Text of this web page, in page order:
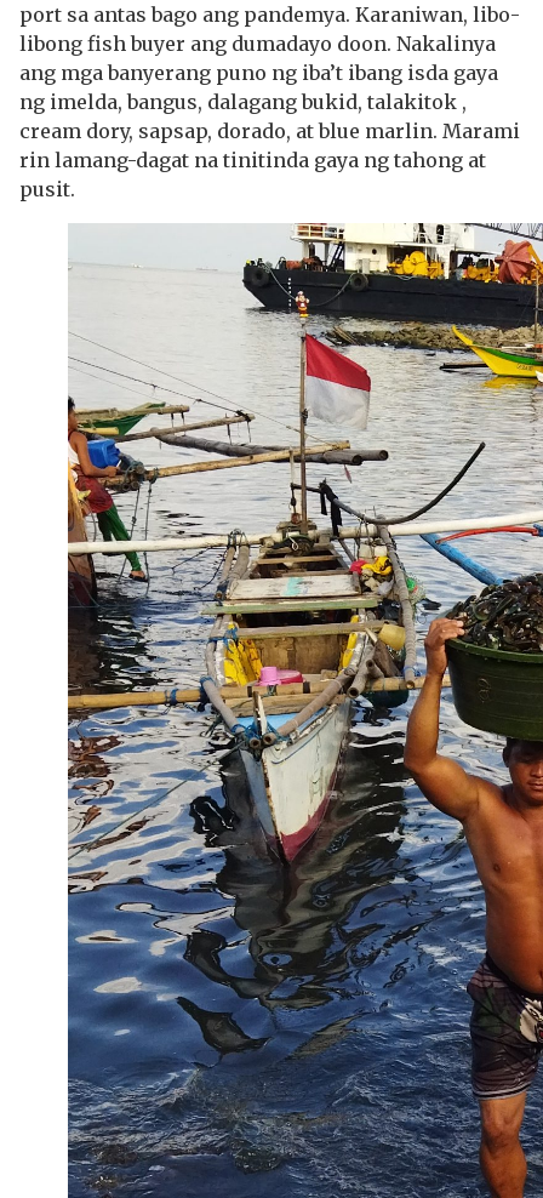
port sa antas bago ang pandemya. Karaniwan, libo-
libong fish buyer ang dumadayo doon. Nakalinya
ang mga banyerang puno ng iba’t ibang isda gaya
ng imelda, bangus, dalagang bukid, talakitok ,
cream dory, sapsap, dorado, at blue marlin. Marami
rin lamang-dagat na tinitinda gaya ng tahong at
pusit.